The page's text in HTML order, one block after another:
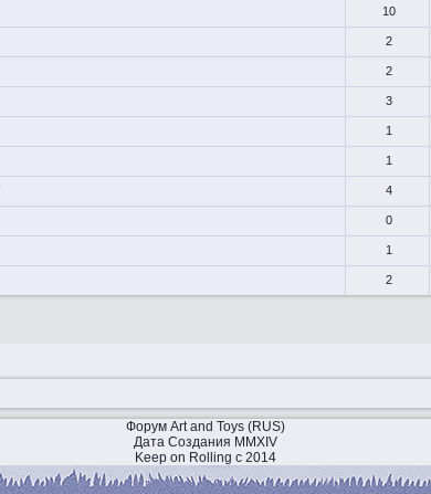
10
2
2
3
1
1
4
0
1
2
Форум Art and Toys (RUS)
Дата Создания MMXIV
Keep on Rolling с 2014